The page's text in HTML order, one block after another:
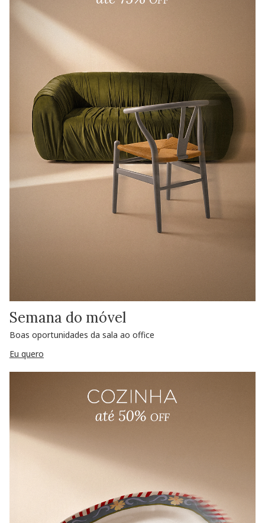
Semana do móvel
Boas oportunidades da sala ao office
Eu quero